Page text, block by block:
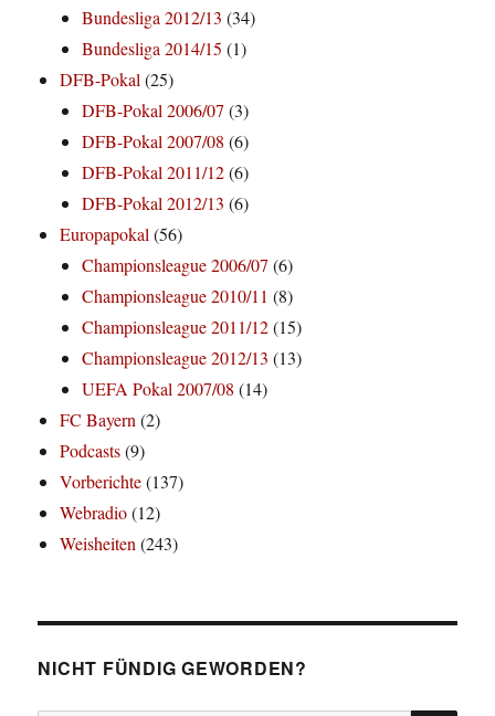
Bundesliga 2012/13 (34)
Bundesliga 2014/15 (1)
DFB-Pokal(25)
DFB-Pokal 2006/07 (3)
DFB-Pokal 2007/08 (6)
DFB-Pokal 2011/12(6)
DFB-Pokal 2012/13 (6)
Europapokal(56)
Championsleague 2006/07 (6)
Championsleague 2010/11 (8)
Championsleague 2011/12(15)
Championsleague 2012/13 (13)
UEFA Pokal 2007/08 (14)
FC Bayern(2)
Podcasts(9)
Vorberichte(137)
Webradio(12)
Weisheiten(243)
NICHT FÜNDIG GEWORDEN?